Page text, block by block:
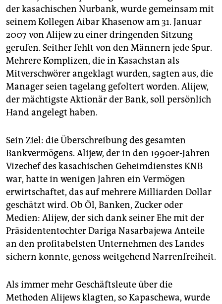
der kasachischen Nurbank, wurde gemeinsam mit
seinem Kollegen Aibar Khasenow am 31. Januar
2007 von Alijew zu einer dringenden Sitzung
gerufen. Seither fehlt von den Männern jede Spur.
Mehrere Komplizen, die in Kasachstan als
Mitverschwörer angeklagt wurden, sagten aus, die
Manager seien tagelang gefoltert worden. Alijew,
der mächtigste Aktionär der Bank, soll persönlich
Hand angelegt haben.
Sein Ziel: die Überschreibung des gesamten
Bankvermögens. Alijew, der in den 1990er-Jahren
Vizechef des kasachischen Geheimdienstes KNB
war, hatte in wenigen Jahren ein Vermögen
erwirtschaftet, das auf mehrere Milliarden Dollar
geschätzt wird. Ob Öl, Banken, Zucker oder
Medien: Alijew, der sich dank seiner Ehe mit der
Präsidententochter Dariga Nasarbajewa Anteile
an den profitabelsten Unternehmen des Landes
sichern konnte, genoss weitgehend Narrenfreiheit.
Als immer mehr Geschäftsleute über die
Methoden Alijews klagten, so Kapaschewa, wurde